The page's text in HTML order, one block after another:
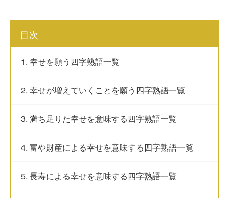
目次
1. 幸せを願う四字熟語一覧
2. 幸せが増えていくことを願う四字熟語一覧
3. 満ち足りた幸せを意味する四字熟語一覧
4. 富や財産による幸せを意味する四字熟語一覧
5. 長寿による幸せを意味する四字熟語一覧